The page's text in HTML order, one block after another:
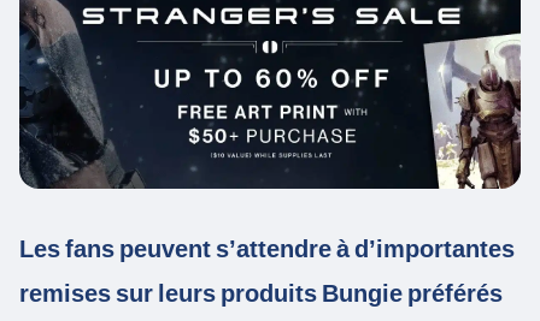
Les fans peuvent s’attendre à d’importantes
remises sur leurs produits Bungie préférés